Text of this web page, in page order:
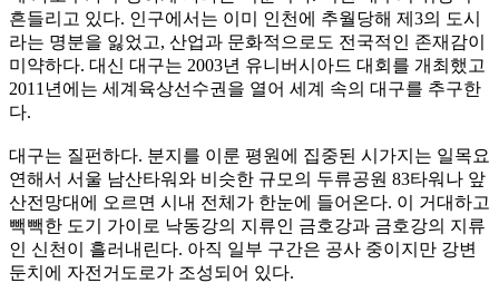
흔들리고 있다. 인구에서는 이미 인천에 추월당해 제3의 도시
라는 명분을 잃었고, 산업과 문화적으로도 전국적인 존재감이
미약하다. 대신 대구는 2003년 유니버시아드 대회를 개최했고
2011년에는 세계육상선수권을 열어 세계 속의 대구를 추구한
다.
대구는 질펀하다. 분지를 이룬 평원에 집중된 시가지는 일목요
연해서 서울 남산타워와 비슷한 규모의 두류공원 83타워나 앞
산전망대에 오르면 시내 전체가 한눈에 들어온다. 이 거대하고
빽빽한 도기 가이로 낙동강의 지류인 금호강과 금호강의 지류
인 신천이 흘러내린다. 아직 일부 구간은 공사 중이지만 강변
둔치에 자전거도로가 조성되어 있다.